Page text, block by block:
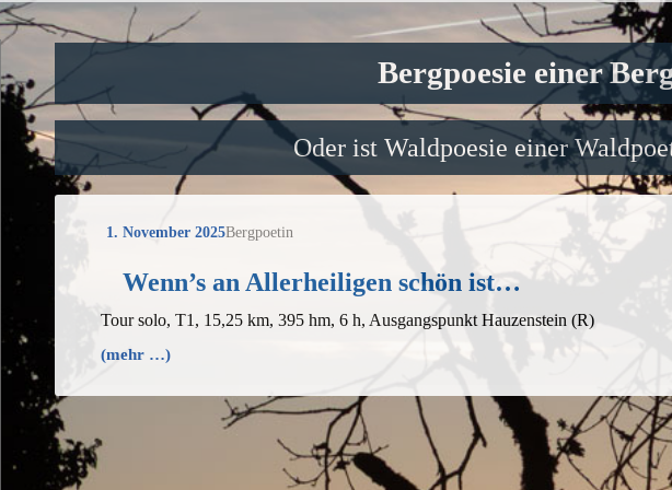
Bergpoesie einer
Oder ist Waldpoesie einer
1. November 2025Bergpoetin
Wenn’s an Allerheiligen schön ist…
Tour solo, T1, 15,25 km, 395 hm, 6 h, Ausgangspunkt Hauzenstein (R)
(mehr …)